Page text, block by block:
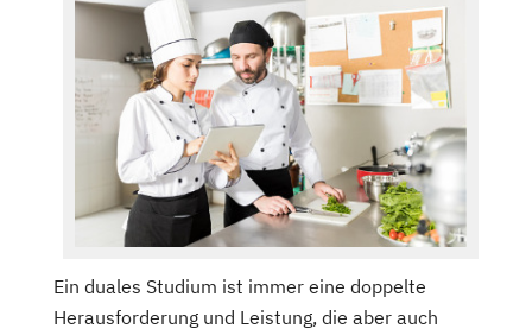
Ein duales Studium ist immer eine doppelte
Herausforderung und Leistung, die aber auch